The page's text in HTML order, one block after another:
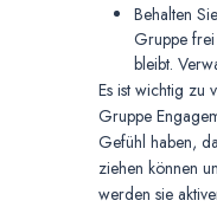
Behalten
Gruppe frei
bleibt.
Es ist wichtig zu
Gruppe
Gefühl haben,
ziehen können
werden sie